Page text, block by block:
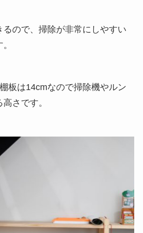
るので、掃除が非常にしやすい
板は14cmなので掃除機やルン
さです。